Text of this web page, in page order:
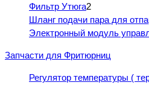
Фильтр Утюга2
Шланг подачи пара для
Электронный модуль
Запчасти для Фритюрниц
Регулятор температуры (